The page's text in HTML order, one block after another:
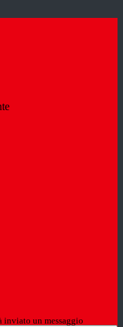
inviato un messaggio